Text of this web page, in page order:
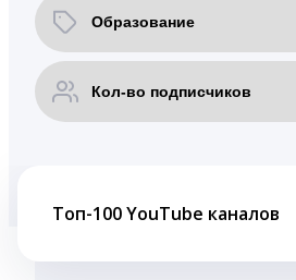
Топ-100 YouTube каналов